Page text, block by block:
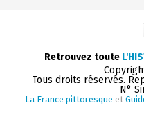
Retrouvez toute
Tous droits réservés.
N°
La France pittoresque et